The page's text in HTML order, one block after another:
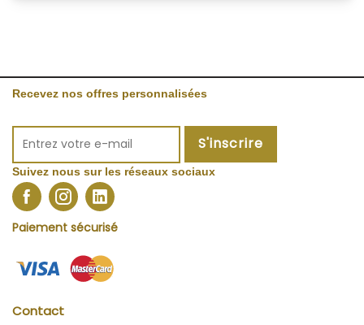
Recevez nos offres personnalisées
S'inscrire
Suivez nous sur les réseaux sociaux
Paiement sécurisé
Contact